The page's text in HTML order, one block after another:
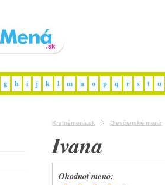
g h i j k l m n o p q r s t u
Krstnémená.sk Dievčenské mená
Ivana
Ohodnoť meno: